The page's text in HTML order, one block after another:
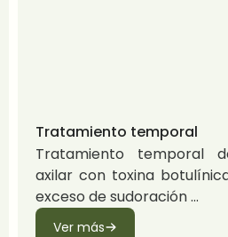
Tratamiento temporal
Tratamiento temporal
axilar con toxina
exceso de sudoración
Ver más